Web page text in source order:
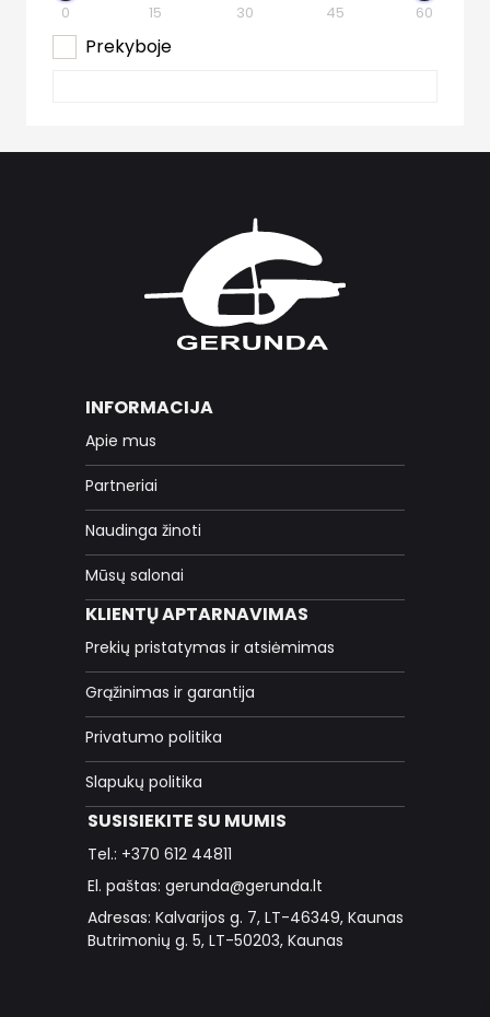
0 15 30 45 60
Prekyboje
INFORMACIJA
Apie mus
Partneriai
Naudinga žinoti
Mūsų salonai
KLIENTŲ APTARNAVIMAS
Prekių pristatymas ir atsiėmimas
Grąžinimas ir garantija
Privatumo politika
Slapukų politika
SUSISIEKITE SU MUMIS
Tel.: +370 612 44811
El. paštas: gerunda@gerunda.lt
Adresas: Kalvarijos g. 7, LT-46349, Kaunas
Butrimonių g. 5, LT-50203, Kaunas